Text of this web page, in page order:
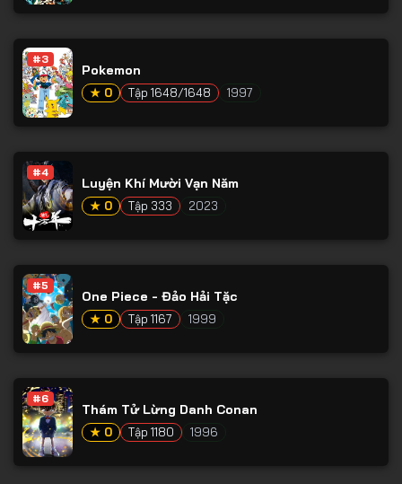
#3
Pokemon
★ 0 Tập 1648/1648 1997
#4
Luyện Khí Mười Vạn Năm
★ 0 Tập 333 2023
#5
One Piece - Đảo Hải Tặc
★ 0 Tập 1167 1999
#6
Thám Tử Lừng Danh Conan
★ 0 Tập 1180 1996